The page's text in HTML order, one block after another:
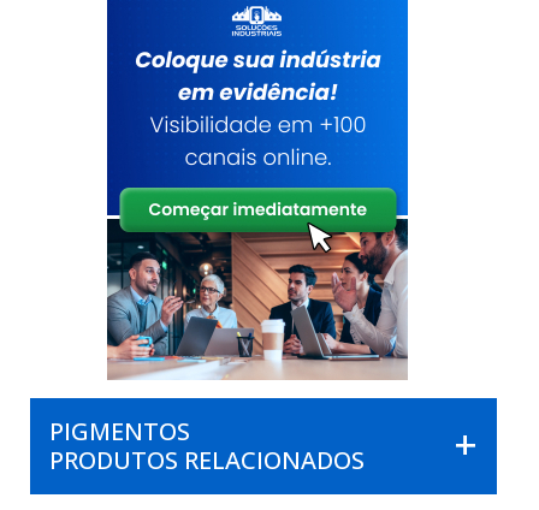
PIGMENTOS
PRODUTOS RELACIONADOS